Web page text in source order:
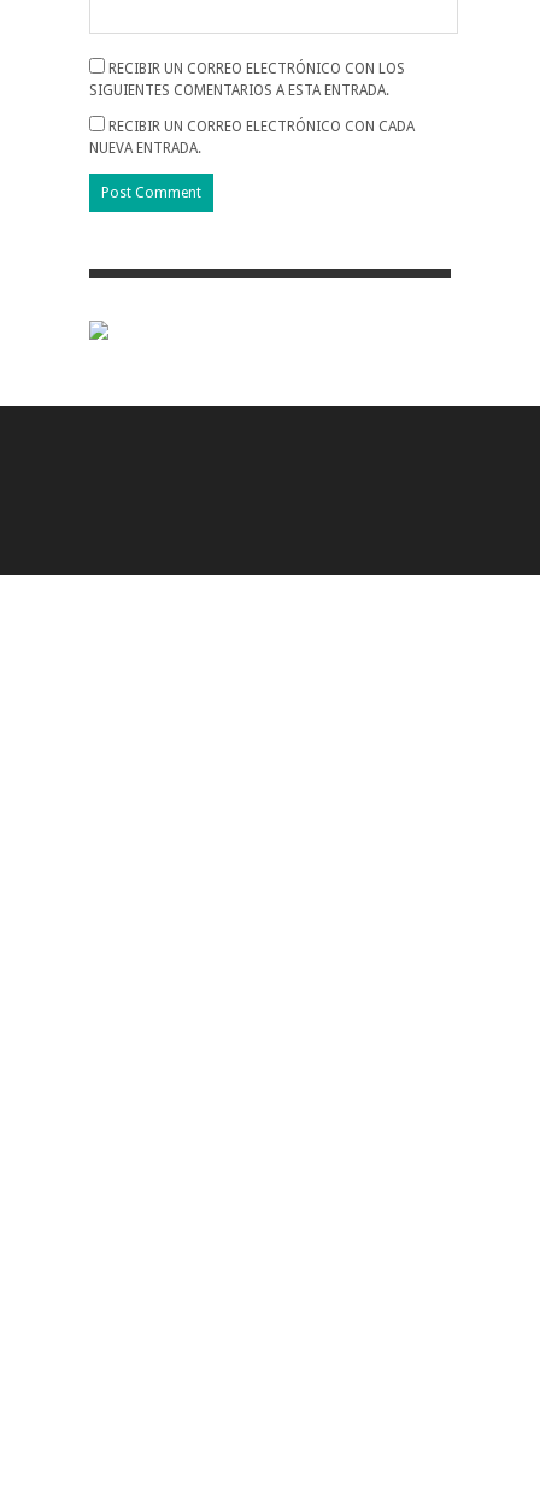
RECIBIR UN CORREO ELECTRÓNICO CON LOS
SIGUIENTES COMENTARIOS A ESTA ENTRADA.
RECIBIR UN CORREO ELECTRÓNICO CON CADA
NUEVA ENTRADA.